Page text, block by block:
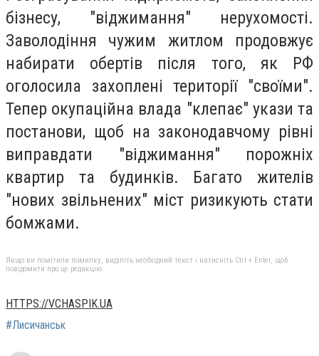
бізнесу, "віджимання" нерухомості.
Заволодіння чужим житлом продовжує
набирати обертів після того, як РФ
оголосила захоплені території "своїми".
Тепер окупаційна влада "клепає" укази та
постанови, щоб на законодавчому рівні
виправдати "віджимання" порожніх
квартир та будинків. Багато жителів
"нових звільнених" міст ризикують стати
бомжами.
Якщо ви помітили помилку, виділіть необхідний текст і натисніть Ctrl + Enter, щоб
повідомити про це редакцію
HTTPS://VCHASPIK.UA
#Лисичанськ